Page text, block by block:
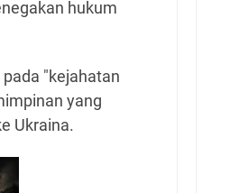
hukum
"kejahatan
yang
Ukraina.